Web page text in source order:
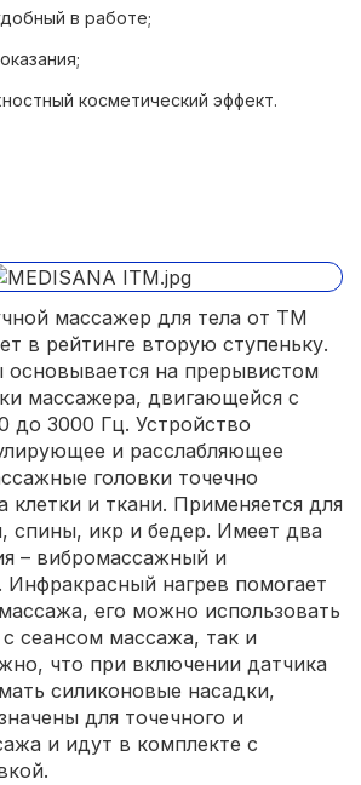
в работе;
косметический эффект.
массажер для тела от ТМ
в рейтинге вторую ступеньку.
на прерывистом
массажера, двигающейся с
до 3000 Гц. Устройство
и расслабляющее
головки точечно
клетки и ткани. Применяется для
спины, икр и бедер. Имеет два
– вибромассажный и
нагрев помогает
его можно использовать
сеансом массажа, так и
что при включении датчика
силиконовые насадки,
для точечного и
и идут в комплекте с